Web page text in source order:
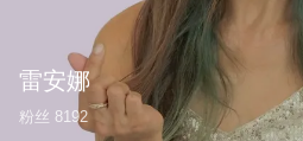
雷安娜
粉丝 8192